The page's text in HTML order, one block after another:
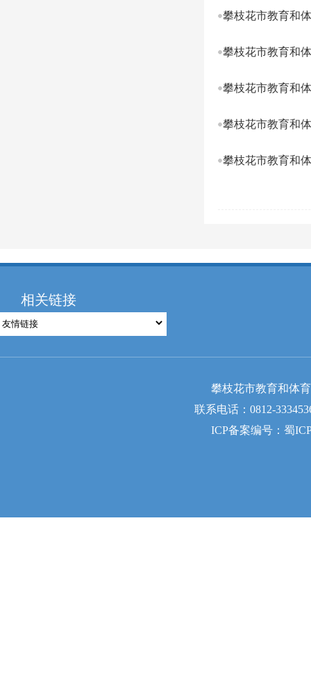
攀枝花市教育和
攀枝花市教育和
攀枝花市教育和
攀枝花市教育和
攀枝花市教育和
相关链接
攀枝花市教育和体
联系电话：0812-
ICP备案编号：蜀